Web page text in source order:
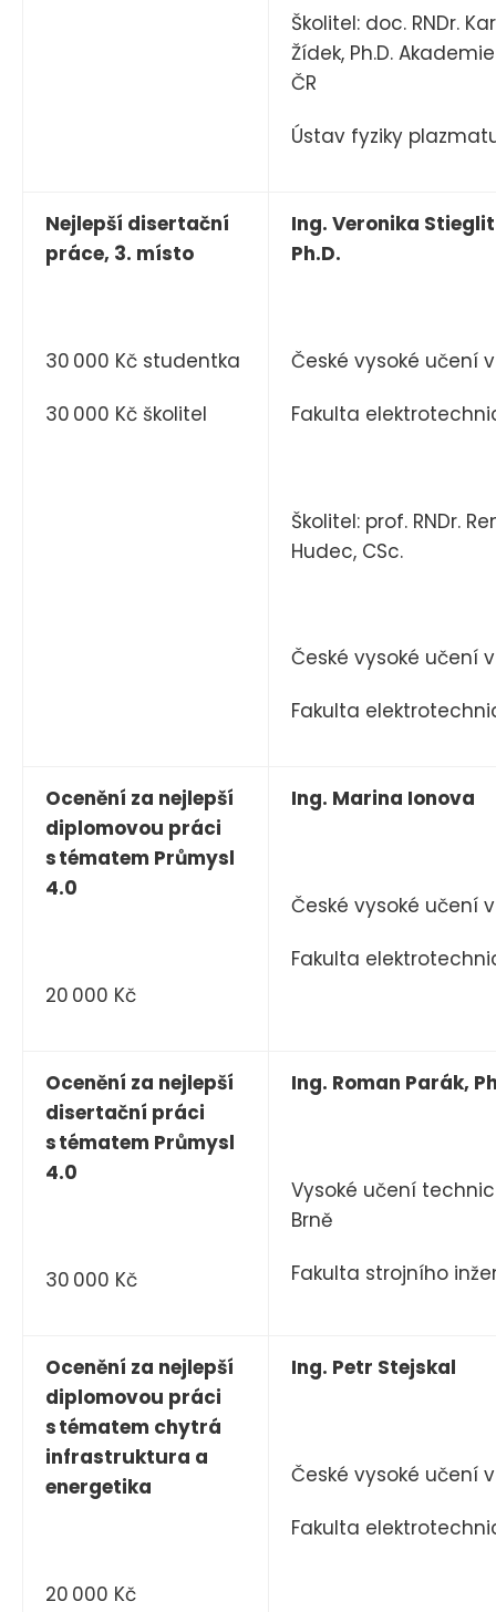
Školitel: doc. RNDr.
Žídek, Ph.D.
ČR
Ústav fyziky
Nejlepší disertační
práce, 3. místo
30 000 Kč studentka
30 000 Kč školitel
Ing. Veronika
Ph.D.
České vysoké učení
Fakulta
Školitel: prof. RNDr.
Hudec, CSc.
České vysoké učení
Fakulta
Ocenění za nejlepší
diplomovou práci
s tématem Průmysl
4.0
20 000 Kč
Ing. Marina Ionova
České vysoké učení
Fakulta
Ocenění za nejlepší
disertační práci
s tématem Průmysl
4.0
30 000 Kč
Ing. Roman Parák,
Vysoké učení
Brně
Fakulta strojního
Ocenění za nejlepší
diplomovou práci
s tématem chytrá
infrastruktura a
energetika
20 000 Kč
Ing. Petr Stejskal
České vysoké učení
Fakulta